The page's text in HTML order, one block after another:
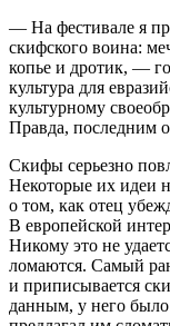
— На фестивале я
скифского воина:
копье и дротик, —
культура для
культурному
Правда, последним
Скифы серьезно
Некоторые их идеи
о том, как отец
В европейской
Никому это не
ломаются. Самый
и приписывается
данным, у него